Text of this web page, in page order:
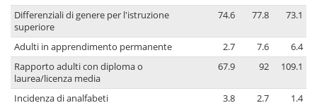
Differenziali di genere per l'istruzione
superiore
74.6 77.8 73.1
Adulti in apprendimento permanente 2.7 7.6
6.4
Rapporto adulti con diploma o
laurea/licenza media
67.9 92 109.1
Incidenza di analfabeti 3.8 2.7
1.4